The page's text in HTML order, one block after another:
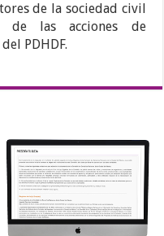
de la sociedad civil
de las acciones de
PDHDF.